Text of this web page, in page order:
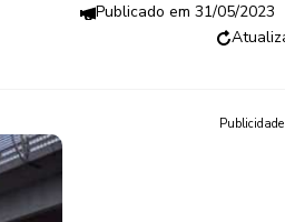
31/05/2023
Publicidade